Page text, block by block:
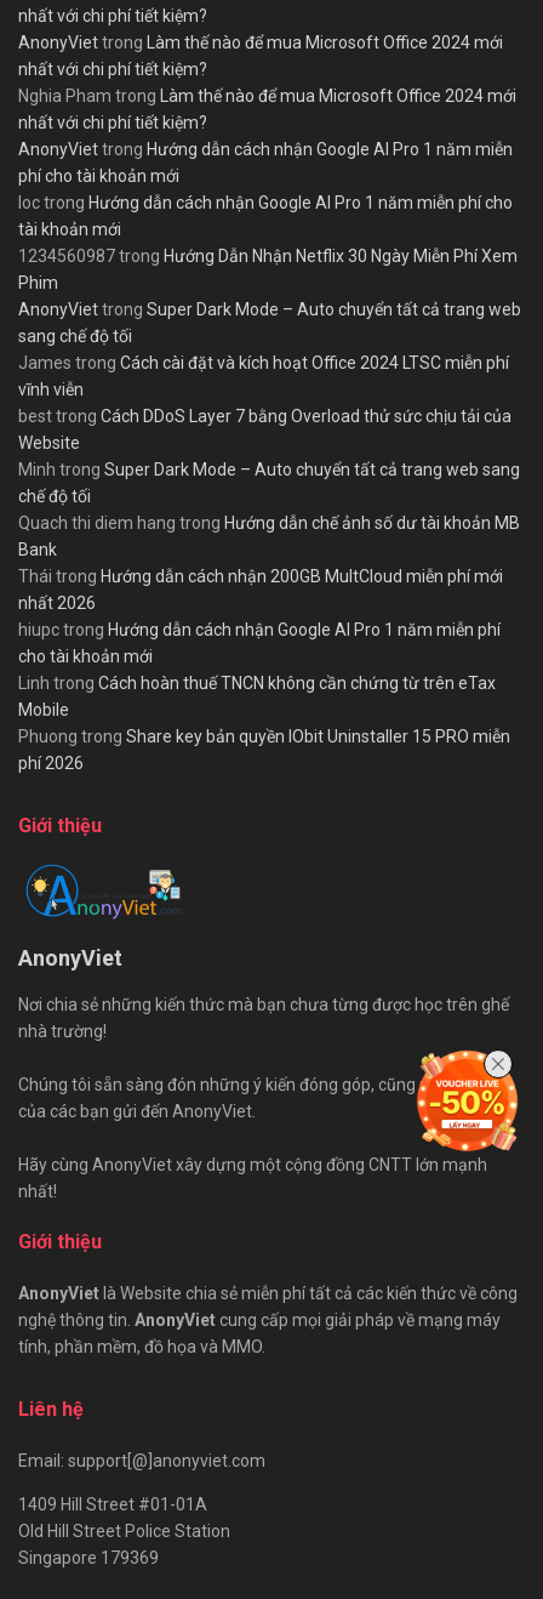
nhất với chi phí tiết kiệm?
AnonyViettrong Làm thế nào để mua Microsoft Office 2024 mới
nhất với chi phí tiết kiệm?
Nghia Pham trong Làm thế nào để mua Microsoft Office 2024 mới
nhất với chi phí tiết kiệm?
AnonyViettrong Hướng dẫn cách nhận Google AI Pro 1 năm miễn
phí cho tài khoản mới
loctrong Hướng dẫn cách nhận Google AI Pro 1 năm miễn phí cho
tài khoản mới
1234560987trong Hướng Dẫn Nhận Netflix 30 Ngày Miễn Phí Xem
Phim
AnonyViettrong Super Dark Mode – Auto chuyển tất cả trang web
sang chế độ tối
James trong Cách cài đặt và kích hoạt Office 2024 LTSC miễn phí
vĩnh viễn
besttrong Cách DDoS Layer 7 bằng Overload thử sức chịu tải của
Website
Minh trong Super Dark Mode – Auto chuyển tất cả trang web sang
chế độ tối
Quach thi diem hang trong Hướng dẫn chế ảnh số dư tài khoản MB
Bank
Thái trong Hướng dẫn cách nhận 200GB MultCloud miễn phí mới
nhất 2026
hiupctrong Hướng dẫn cách nhận Google AI Pro 1 năm miễn phí
cho tài khoản mới
Linh trong Cách hoàn thuế TNCN không cần chứng từ trên eTax
Mobile
Phuong trong Share key bản quyền IObit Uninstaller 15 PRO miễn
phí 2026
Giới thiệu
AnonyViet
Nơi chia sẻ những kiến thức mà bạn chưa từng được học trên ghế
nhà trường!
Chúng tôi sẵn sàng đón những ý kiến đóng góp, cũng như bài viết
của các bạn gửi đến AnonyViet.
Hãy cùng AnonyViet xây dựng một cộng đồng CNTT lớn mạnh
nhất!
Giới thiệu
AnonyVietlà Website chia sẻ miễn phí tất cả các kiến thức về công
nghệ thông tin. AnonyViet cung cấp mọi giải pháp về mạng máy
tính, phần mềm, đồ họa và MMO.
Liên hệ
Email: support[@]anonyviet.com
1409 Hill Street #01-01A
Old Hill Street Police Station
Singapore 179369